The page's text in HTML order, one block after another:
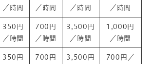
／時間
／時間
／時間
／時間
350円
／時間
700円
／時間
3,500円
／時間
1,000円
／時間
350円
700円
3,500円
700円／